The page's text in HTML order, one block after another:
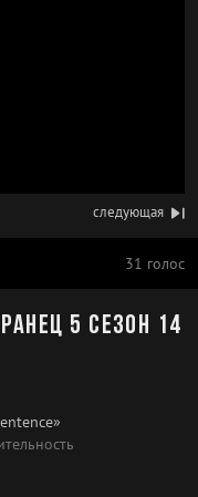
следующая
31 голос
5 сезон 14